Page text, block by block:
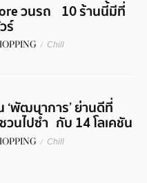
วนรถ 10 ร้านนี้มีที่
ร์
/ Chill
‘พัฒนาการ’ ย่านดีที่
วนไปซ้ำ กับ 14 โลเคชัน
/ Chill